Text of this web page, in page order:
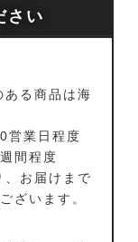
さい
ある商品は海
営業日程度
間程度
お届けまで
ざいます。